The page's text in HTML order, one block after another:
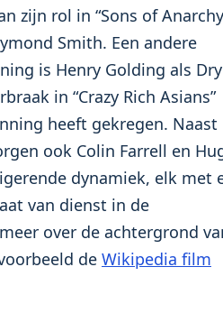
zijn rol in “Sons of
Smith. Een andere
is Henry Golding als Dry
in “Crazy Rich Asians”
heeft gekregen. Naast
ook Colin Farrell en
dynamiek, elk met
van dienst in de
over de achtergrond
de Wikipedia film